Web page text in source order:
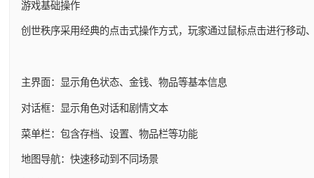
游戏基础操作
创世秩序采用经典的点击式操作方式，玩家通过鼠标点击进行移动
主界面：显示角色状态、金钱、物品等基本信息
对话框：显示角色对话和剧情文本
菜单栏：包含存档、设置、物品栏等功能
地图导航：快速移动到不同场景